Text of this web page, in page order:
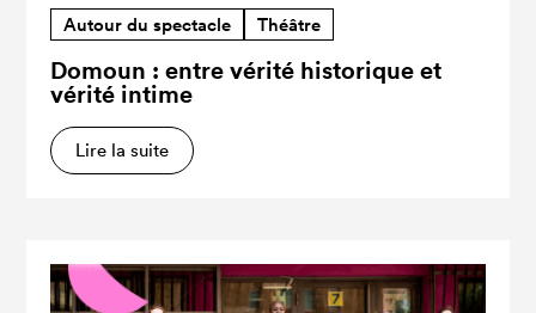
Autour du spectacle Théâtre
Domoun : entre vérité historique et
vérité intime
Lire la suite